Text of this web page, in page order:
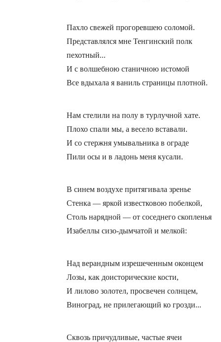
Пахло свежей прогоревшею соломой.
Представлялся мне Тенгинский полк
пехотный...
И с волшебною станичною истомой
Все вдыхала я ваниль страницы плотной.
Нам стелили на полу в турлучной хате.
Плохо спали мы, а весело вставали.
И со стержня умывальника в ограде
Пили осы и в ладонь меня кусали.
В синем воздухе притягивала зренье
Стенка — яркой известковою побелкой,
Столь нарядной — от соседнего скопленья
Изабеллы сизо-дымчатой и мелкой:
Над верандным изрешеченным оконцем
Лозы, как доисторические кости,
И лилово золотел, просвечен солнцем,
Виноград, не прилегающий ко грозди...
Сквозь причудливые, частые ячеи